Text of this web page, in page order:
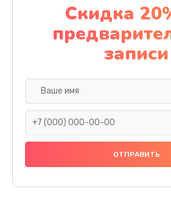
Замена дисплея
2000 руб.
Заказать
Ремонт платы
Прошивка
Скидка
записи